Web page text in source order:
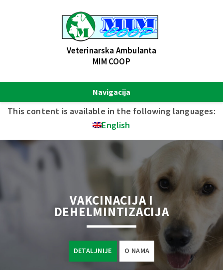
Veterinarska Ambulanta
MIM COOP
Navigacija
This content is available in the following languages:
English
VAKCINACIJA I
DEHELMINTIZACIJA
DETALJNIJE O NAMA